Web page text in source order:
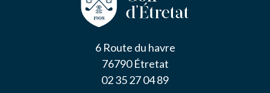
6 Route du havre
76790 Étretat
02 35 27 04 89